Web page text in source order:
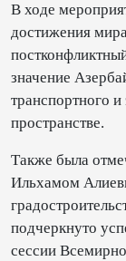
В ходе
достижения
значение
транспортного и
пространстве.
Также была
Ильхамом
подчеркнуто
сессии